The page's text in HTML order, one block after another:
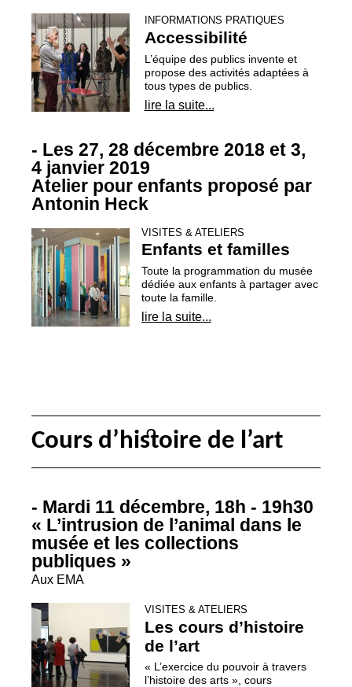
INFORMATIONS PRATIQUES
Accessibilité
L’équipe des publics invente et
propose des activités adaptées à
tous types de publics.
lire la suite...
- Les 27, 28 décembre 2018 et 3,
4 janvier 2019
Atelier pour enfants proposé par
Antonin Heck
VISITES & ATELIERS
Enfants et familles
Toute la programmation du musée
dédiée aux enfants à partager avec
toute la famille.
lire la suite...
Cours d’histoire de l’art
- Mardi 11 décembre, 18h - 19h30
« L’intrusion de l’animal dans le
musée et les collections
publiques »
Aux EMA
VISITES & ATELIERS
Les cours d’histoire
de l’art
« L’exercice du pouvoir à travers
l’histoire des arts », cours